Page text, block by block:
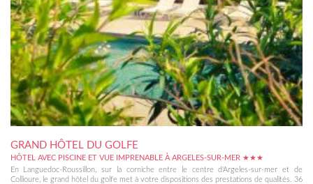
GRAND HÔTEL DU GOLFE
HÔTEL AVEC PISCINE ET VUE IMPRENABLE À ARGELES-SUR-MER ★★★
En Languedoc-Roussillon, sur la corniche entre le centre d'Argeles-sur-mer et de
Collioure, le grand hôtel du golfe met à votre dispositions des prestations de qualités. 36